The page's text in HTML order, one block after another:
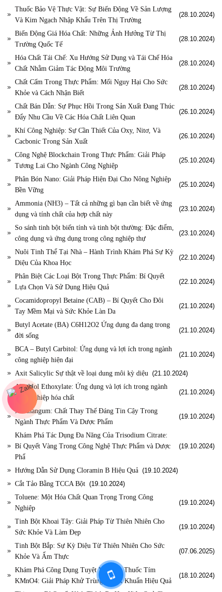
Thuốc Bảo Vệ Thực Vật: Sự Biến Động Về Sản Lượng
Và Kim Ngạch Nhập Khẩu Trên Thị Trường
(28.10.2024)
Biến Động Giá Hóa Chất: Những Ảnh Hưởng Từ Thị
Trường Quốc Tế
(28.10.2024)
Hóa Chất Tái Chế: Xu Hướng Sử Dụng và Tái Chế Hóa
Chất Nhằm Giảm Tác Động Môi Trường
(28.10.2024)
Chất Cấm Trong Thực Phẩm: Mối Nguy Hại Cho Sức
Khỏe và Cách Nhận Biết
(28.10.2024)
Chất Bán Dẫn: Sự Phục Hồi Trong Sản Xuất Đang Thúc
Đẩy Nhu Cầu Về Các Hóa Chất Liên Quan
(26.10.2024)
Khí Công Nghiệp: Sự Cần Thiết Của Oxy, Nitơ, Và
Cacbonic Trong Sản Xuất
(26.10.2024)
Công Nghệ Blockchain Trong Thực Phẩm: Giải Pháp
Tương Lai Cho Ngành Công Nghiệp
(25.10.2024)
Phân Bón Nano: Giải Pháp Hiện Đại Cho Nông Nghiệp
Bền Vững
(25.10.2024)
Ammonia (NH3) – Tất cả những gì bạn cần biết về ứng
dụng và tính chất của hợp chất này
(23.10.2024)
So sánh tinh bột biến tính và tinh bột thường: Đặc điểm,
công dụng và ứng dụng trong công nghiệp thự
(23.10.2024)
Nuôi Tinh Thể Tại Nhà – Hành Trình Khám Phá Sự Kỳ
Diệu Của Khoa Học
(22.10.2024)
Phân Biệt Các Loại Bột Trong Thực Phẩm: Bí Quyết
Lựa Chọn Và Sử Dụng Hiệu Quả
(22.10.2024)
Cocamidopropyl Betaine (CAB) – Bí Quyết Cho Đôi
Tay Mềm Mại và Sức Khỏe Làn Da
(21.10.2024)
Butyl Acetate (BA) C6H12O2 Ứng dụng đa dạng trong
đời sống
(21.10.2024)
BCA – Butyl Carbitol: Ứng dụng và lợi ích trong ngành
công nghiệp hiện đại
(21.10.2024)
Axit Salicylic Sự thật về loại dung môi kỳ diệu (21.10.2024)
Alcohlol Ethoxylate: Ứng dụng và lợi ích trong ngành
công nghiệp hóa chất
(21.10.2024)
Xanthangum: Chất Thay Thế Đáng Tin Cậy Trong
Ngành Thực Phẩm Và Dược Phẩm
(19.10.2024)
Khám Phá Tác Dụng Đa Năng Của Trisodium Citrate:
Bí Quyết Vàng Trong Công Nghệ Thực Phẩm và Dược
Phẩ
(19.10.2024)
Hướng Dẫn Sử Dụng Cloramin B Hiệu Quả (19.10.2024)
Cắt Tảo Bằng TCCA Bột (19.10.2024)
Toluene: Một Hóa Chất Quan Trọng Trong Công
Nghiệp
(19.10.2024)
Tinh Bột Khoai Tây: Giải Pháp Từ Thiên Nhiên Cho
Sức Khỏe Và Làm Đẹp
(19.10.2024)
Tinh Bột Bắp: Sự Kỳ Diệu Từ Thiên Nhiên Cho Sức
Khỏe Và Ẩm Thực
(07.06.2025)
Khám Phá Công Dụng Tuyệt Vời Của Thuốc Tím
KMnO4: Giải Pháp Khử Trùng và Sát Khuẩn Hiệu Quả
(18.10.2024)